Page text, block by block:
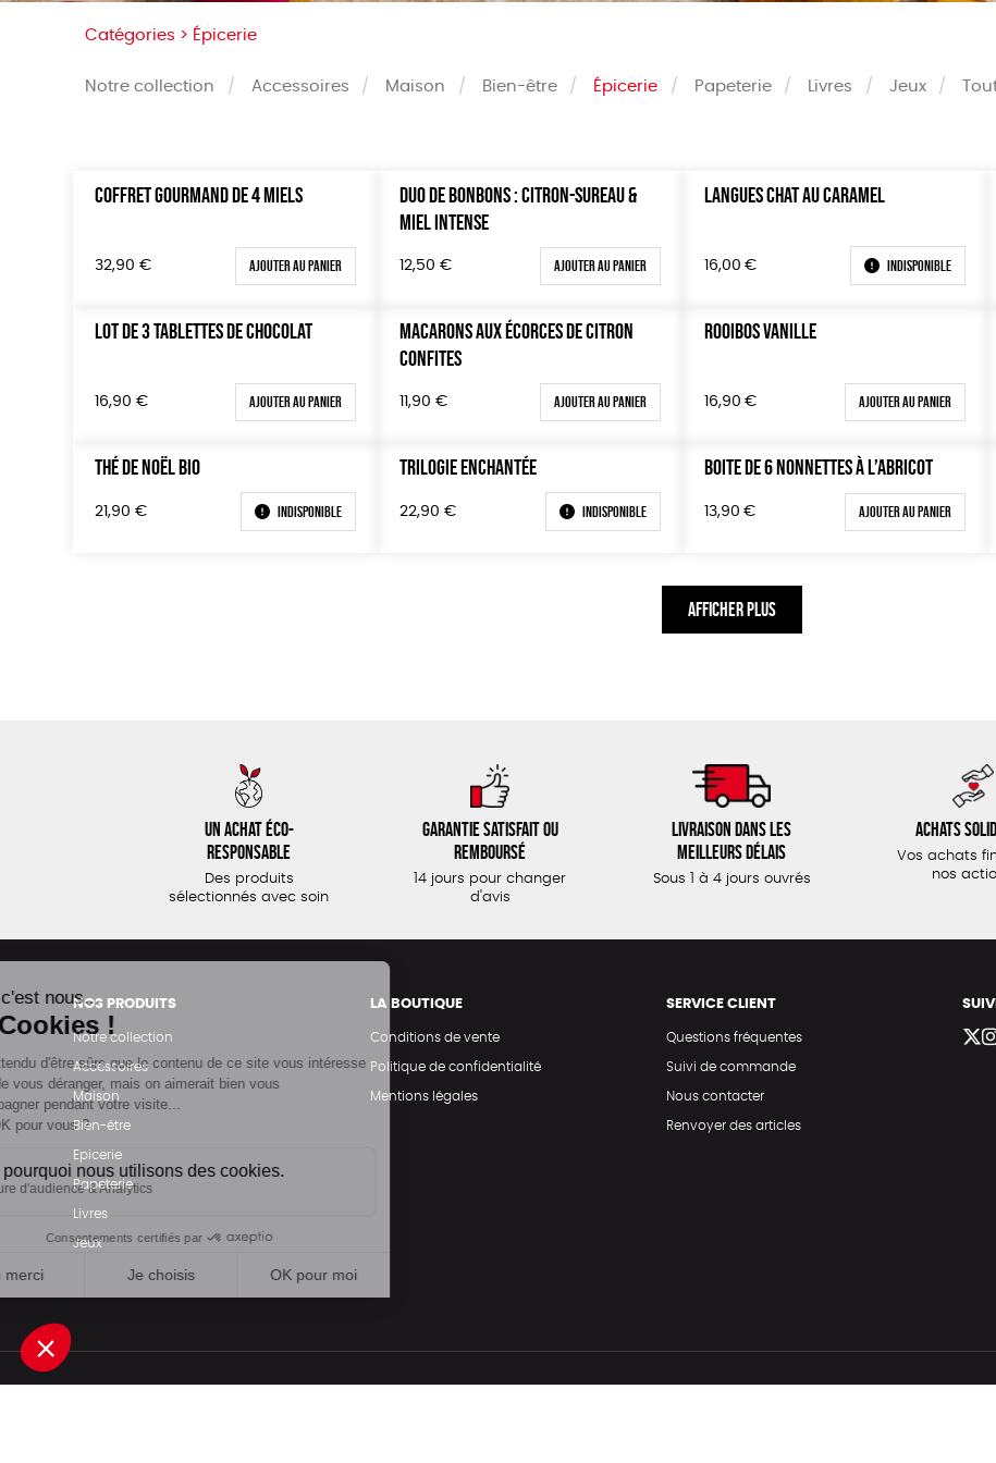
Catégories > Épicerie
Notre collection Accessoires Maison Bien-être Épicerie Papeterie Livres Jeux
Trier par
Popularité
Prix
Tous
0 € - 50 €
100 € - 150 €
150 € - 200 €
Couleur
violet
COFFRET GOURMAND DE 4 MIELS
32,90 € Ajouter au panier
DUO DE BONBONS : CITRON-SUREAU &
MIEL INTENSE
12,50 € Ajouter au panier
LANGUES CHAT AU CARAMEL
16,00 € Indisponible
LOT DE 3 TABLETTES DE CHOCOLAT
16,90 € Ajouter au panier
MACARONS AUX ÉCORCES DE CITRON
CONFITES
11,90 € Ajouter au panier
ROOIBOS VANILLE
16,90 € Ajouter au panier
THÉ DE NOËL BIO
21,90 € Indisponible
TRILOGIE ENCHANTÉE
22,90 € Indisponible
BOITE DE 6 NONNETTES À L’ABRICOT
13,90 € Ajouter au panier
AFFICHER PLUS
Un achat éco-
responsable
Des produits
sélectionnés avec soin
Garantie satisfait ou
remboursé
14 jours pour changer
d'avis
Livraison dans les
meilleurs délais
Sous 1 à 4 jours ouvrés
Achats
Vos achats
nos
NOS PRODUITS
Notre collection
Accessoires
Maison
Bien-être
Epicerie
Papeterie
Livres
Jeux
LA BOUTIQUE
Conditions de vente
Politique de confidentialité
Mentions légales
SERVICE CLIENT
Questions fréquentes
Suivi de commande
Nous contacter
Renvoyer des articles